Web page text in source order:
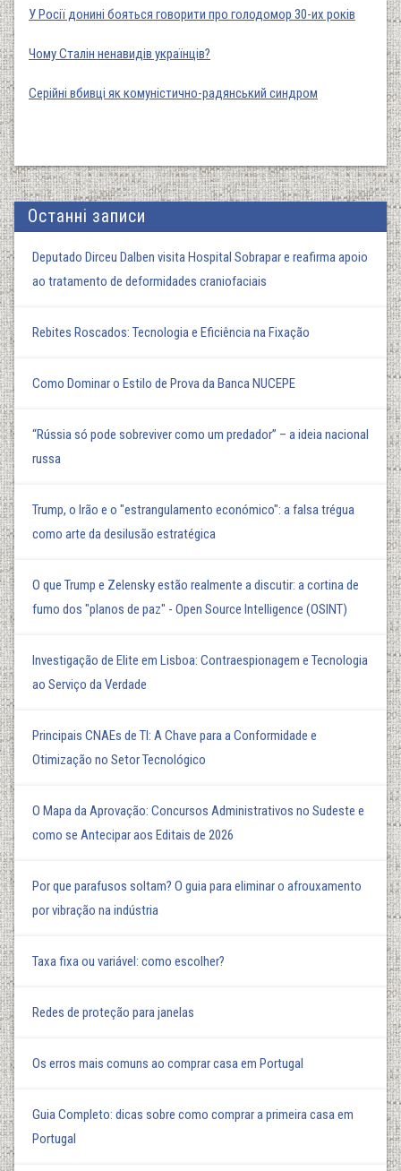
У Росії донині бояться говорити про голодомор 30-их років
Чому Сталін ненавидів українців?
Серійні вбивці як комуністично-радянський синдром
Останні записи
Deputado Dirceu Dalben visita Hospital Sobrapar e reafirma apoio
ao tratamento de deformidades craniofaciais
Rebites Roscados: Tecnologia e Eficiência na Fixação
Como Dominar o Estilo de Prova da Banca NUCEPE
“Rússia só pode sobreviver como um predador” – a ideia nacional
russa
Trump, o Irão e o "estrangulamento económico": a falsa trégua
como arte da desilusão estratégica
O que Trump e Zelensky estão realmente a discutir: a cortina de
fumo dos "planos de paz" - Open Source Intelligence (OSINT)
Investigação de Elite em Lisboa: Contraespionagem e Tecnologia
ao Serviço da Verdade
Principais CNAEs de TI: A Chave para a Conformidade e
Otimização no Setor Tecnológico
O Mapa da Aprovação: Concursos Administrativos no Sudeste e
como se Antecipar aos Editais de 2026
Por que parafusos soltam? O guia para eliminar o afrouxamento
por vibração na indústria
Taxa fixa ou variável: como escolher?
Redes de proteção para janelas
Os erros mais comuns ao comprar casa em Portugal
Guia Completo: dicas sobre como comprar a primeira casa em
Portugal